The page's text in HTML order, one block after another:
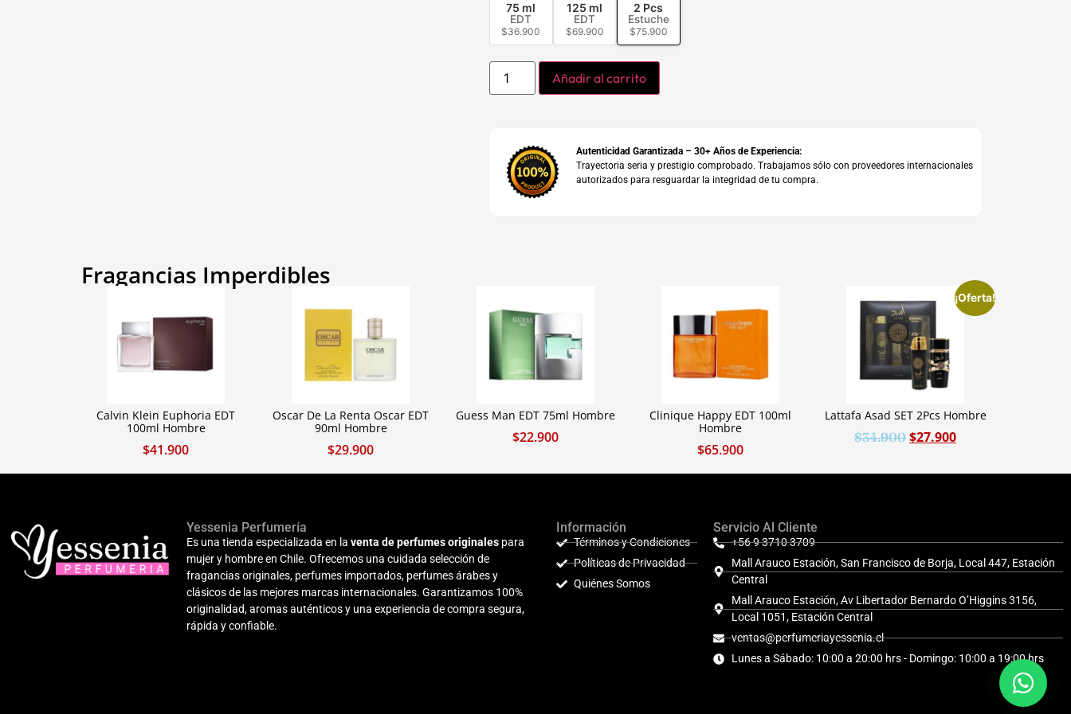
75 ml
EDT
$36.900
125 ml
EDT
$69.900
2 Pcs
Estuche
$75.900
Añadir al carrito
Autenticidad Garantizada – 30+ Años de Experiencia:
Trayectoria seria y prestigio comprobado. Trabajamos sólo con proveedores internacionales
autorizados para resguardar la integridad de tu compra.
Fragancias Imperdibles
Calvin Klein Euphoria EDT
100ml Hombre
$41.900
Oscar De La Renta Oscar EDT
90ml Hombre
$29.900
Guess Man EDT 75ml Hombre
$22.900
Clinique Happy EDT 100ml
Hombre
$65.900
¡Oferta!
Lattafa Asad SET 2Pcs Hombre
$34.900 $27.900
Yessenia Perfumería
Es una tienda especializada en laventa de perfumes originales para
mujer y hombre en Chile. Ofrecemos una cuidada selección de
fragancias originales, perfumes importados, perfumes árabes y
clásicos de las mejores marcas internacionales. Garantizamos 100%
originalidad, aromas auténticos y una experiencia de compra segura,
rápida y confiable.
Información
Términos y Condiciones
Políticas de Privacidad
Quiénes Somos
Servicio Al Cliente
+56 9 3710 3709
Mall Arauco Estación, San Francisco de Borja, Local 447, Estación
Central
Mall Arauco Estación, Av Libertador Bernardo O’Higgins 3156,
Local 1051, Estación Central
ventas@perfumeriayessenia.cl
Lunes a Sábado: 10:00 a 20:00 hrs - Domingo: 10:00 a 19:00 hrs